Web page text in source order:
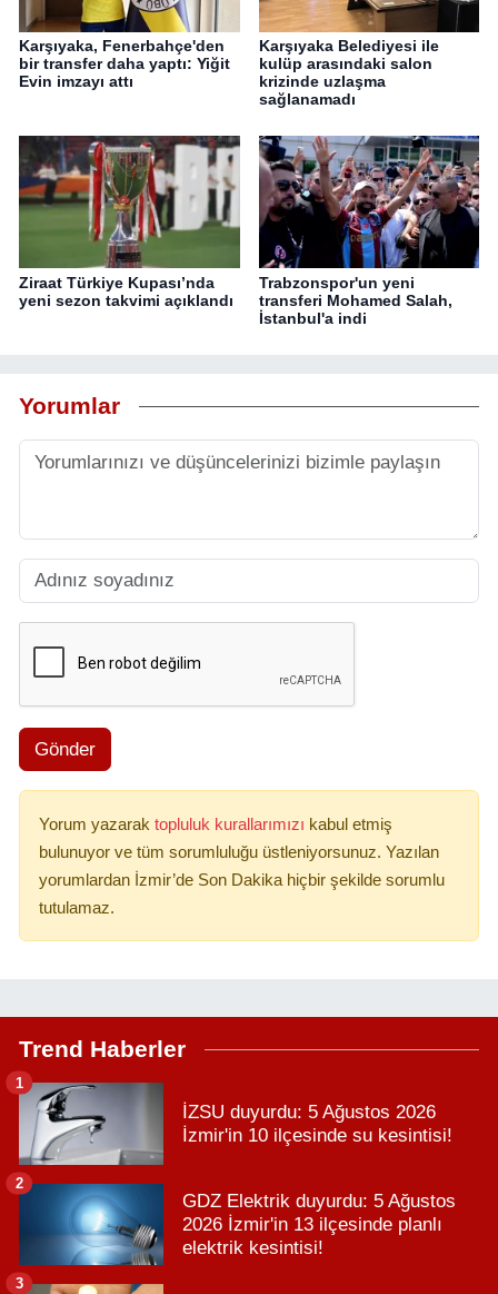
Karşıyaka, Fenerbahçe'den
bir transfer daha yaptı: Yiğit
Evin imzayı attı
Karşıyaka Belediyesi ile
kulüp arasındaki salon
krizinde uzlaşma
sağlanamadı
Ziraat Türkiye Kupası’nda
yeni sezon takvimi açıklandı
Trabzonspor'un yeni
transferi Mohamed Salah,
İstanbul'a indi
Yorumlar
Gönder
Yorum yazarak topluluk kurallarımızı kabul etmiş
bulunuyor ve tüm sorumluluğu üstleniyorsunuz. Yazılan
yorumlardan İzmir’de Son Dakika hiçbir şekilde sorumlu
tutulamaz.
Trend Haberler
İZSU duyurdu: 5 Ağustos 2026
İzmir'in 10 ilçesinde su kesintisi!
1
GDZ Elektrik duyurdu: 5 Ağustos
2026 İzmir'in 13 ilçesinde planlı
elektrik kesintisi!
2
3